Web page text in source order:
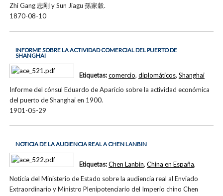
Zhi Gang 志剛 y Sun Jiagu 孫家穀.
1870-08-10
INFORME SOBRE LA ACTIVIDAD COMERCIAL DEL PUERTO DE
SHANGHAI
Informe del cónsul Eduardo de Aparicio sobre la actividad económica
del puerto de Shanghai en 1900.
1901-05-29
Etiquetas:comercio, diplomáticos, Shanghai
NOTICIA DE LA AUDIENCIA REAL A CHEN LANBIN
Noticia del Ministerio de Estado sobre la audiencia real al Enviado
Extraordinario y Ministro Plenipotenciario del Imperio chino Chen
Etiquetas:Chen Lanbin, China en España,